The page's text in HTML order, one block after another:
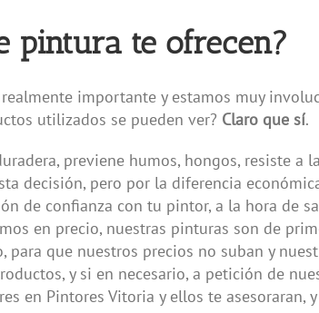
pintura te ofrecen?
importante y estamos muy
utilizados se pueden ver? Claro que sí.
previene humos, hongos, resiste
decisión, pero por la diferencia
de confianza con tu pintor, a la hora de
en precio, nuestras pinturas son de
para que nuestros precios no suban y
y si en necesario, a petición de
en Pintores Vitoria y ellos te